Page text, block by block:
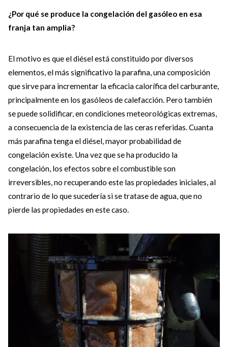
¿Por qué se produce la congelación del gasóleo en esa
franja tan amplia?
El motivo es que el diésel está constituido por diversos
elementos, el más significativo la parafina, una composición
que sirve para incrementar la eficacia calorífica del carburante,
principalmente en los gasóleos de calefacción. Pero también
se puede solidificar, en condiciones meteorológicas extremas,
a consecuencia de la existencia de las ceras referidas. Cuanta
más parafina tenga el diésel, mayor probabilidad de
congelación existe. Una vez que se ha producido la
congelación, los efectos sobre el combustible son
irreversibles, no recuperando este las propiedades iniciales, al
contrario de lo que sucedería si se tratase de agua, que no
pierde las propiedades en este caso.